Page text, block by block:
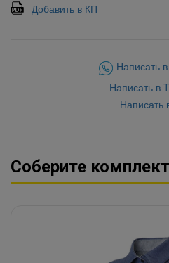
Добавить в КП
Написать
Написать в
Написать
Соберите